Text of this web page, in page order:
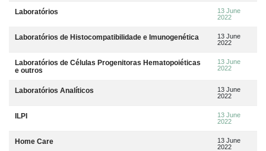
Laboratórios
13 June
2022
Laboratórios de Histocompatibilidade e Imunogenética
13 June
2022
Laboratórios de Células Progenitoras Hematopoiéticas
e outros
13 June
2022
Laboratórios Analíticos
13 June
2022
ILPI
13 June
2022
Home Care
13 June
2022